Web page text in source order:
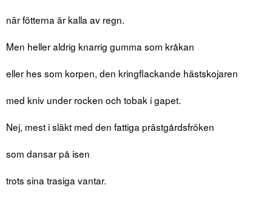
när fötterna är kalla av regn.
Men heller aldrig knarrig gumma som kråkan
eller hes som korpen, den kringflackande hästskojaren
med kniv under rocken och tobak i gapet.
Nej, mest i släkt med den fattiga prästgårdsfröken
som dansar på isen
trots sina trasiga vantar.